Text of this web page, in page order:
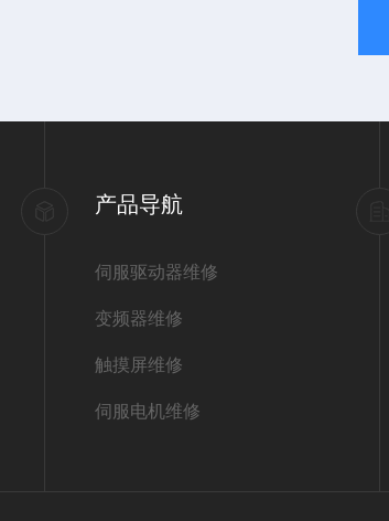
产品导航
伺服驱动器维修
变频器维修
触摸屏维修
伺服电机维修